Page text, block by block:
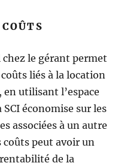
chez le gérant permet
liés à la location
en utilisant l’espace
économise sur les
associées à un autre
coûts peut avoir un
de la